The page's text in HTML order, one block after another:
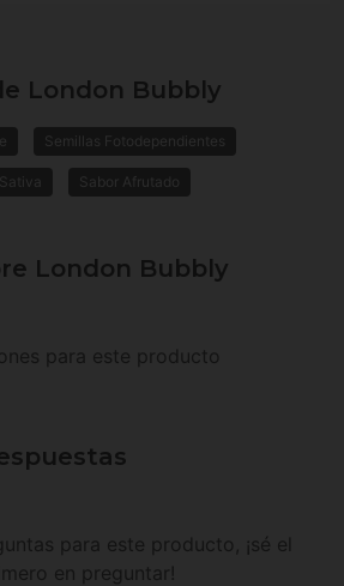
London Bubbly
Semillas Fotodependientes
Sabor Afrutado
London Bubbly
para este producto
para este producto, ¡sé el
en preguntar!